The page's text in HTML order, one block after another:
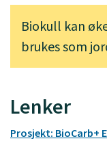
Biokull kan
brukes som
Lenker
Prosjekt: BioCarb+